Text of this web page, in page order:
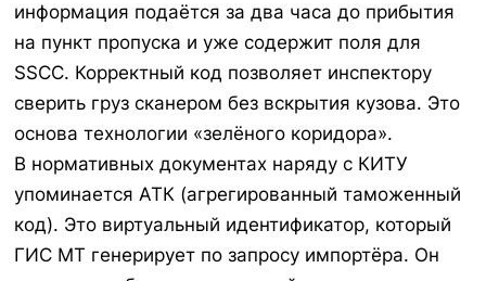
информация подаётся за два часа до прибытия
на пункт пропуска и уже содержит поля для
SSCC. Корректный код позволяет инспектору
сверить груз сканером без вскрытия кузова. Это
основа технологии «зелёного коридора».
В нормативных документах наряду с КИТУ
упоминается АТК (агрегированный таможенный
код). Это виртуальный идентификатор, который
ГИС МТ генерирует по запросу импортёра. Он